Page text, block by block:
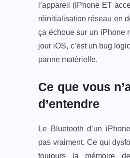
l’appareil (iPhone ET
réinitialisation réseau en
ça échoue sur un iPhone
jour iOS, c’est un bug
panne matérielle.
Ce que vous
d’entendre
Le Bluetooth d’un
pas vraiment. Ce qui
toujours la mémoire